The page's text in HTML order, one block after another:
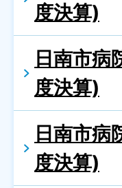
度決算)
日南市
度決算)
日南市病
度決算)